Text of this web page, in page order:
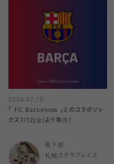
2024.07.10
「 FC Barcelona 」とのコラボソッ
クス7/12(金)より発売！
靴下屋
札幌ステラプレイス